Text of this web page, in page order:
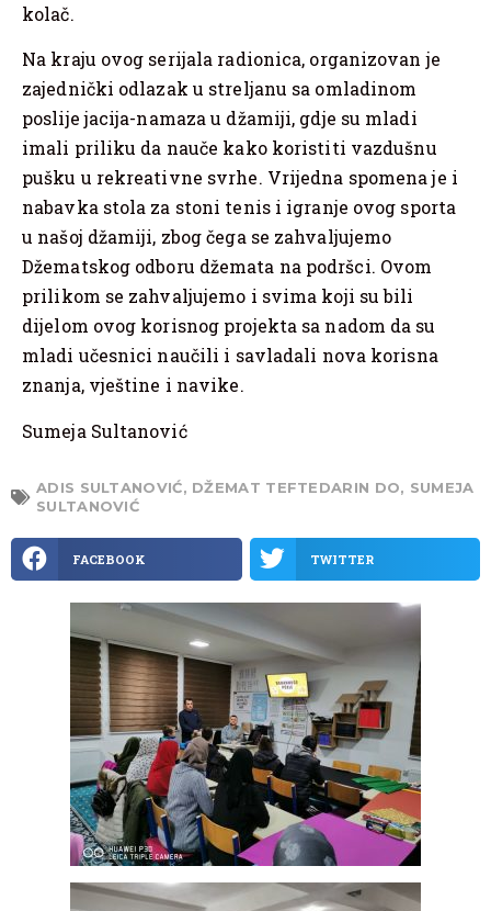
kolač.
Na kraju ovog serijala radionica, organizovan je
zajednički odlazak u streljanu sa omladinom
poslije jacija-namaza u džamiji, gdje su mladi
imali priliku da nauče kako koristiti vazdušnu
pušku u rekreativne svrhe. Vrijedna spomena je i
nabavka stola za stoni tenis i igranje ovog sporta
u našoj džamiji, zbog čega se zahvaljujemo
Džematskog odboru džemata na podršci. Ovom
prilikom se zahvaljujemo i svima koji su bili
dijelom ovog korisnog projekta sa nadom da su
mladi učesnici naučili i savladali nova korisna
znanja, vještine i navike.
Sumeja Sultanović
ADIS SULTANOVIĆ, DŽEMAT TEFTEDARIN DO, SUMEJA
SULTANOVIĆ
FACEBOOK TWITTER